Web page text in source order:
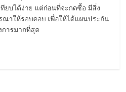
ยบได้ง่าย แต่ก่อนที่จะกดซื้อ มีสิ่ง
าให้รอบคอบ เพื่อให้ได้แผนประกัน
ารมากที่สุด